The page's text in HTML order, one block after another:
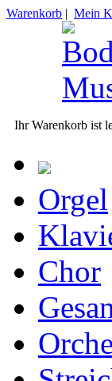
Warenkorb | Mein
Ihr Warenkorb ist
Orgel
Chor